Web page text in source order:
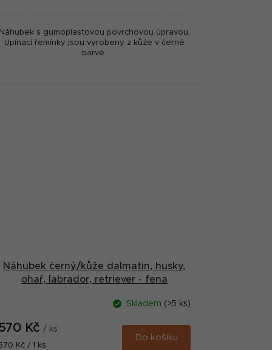
s gumoplastovou povrchovou úpravou.
Upínací řemínky jsou vyrobeny z kůže v černé
barvě.
Náhubek černý/kůže dalmatin, husky,
ohař, labrador, retriever - fena
Skladem (>5 ks)
Kč / ks
Kč / 1 ks
Do košíku